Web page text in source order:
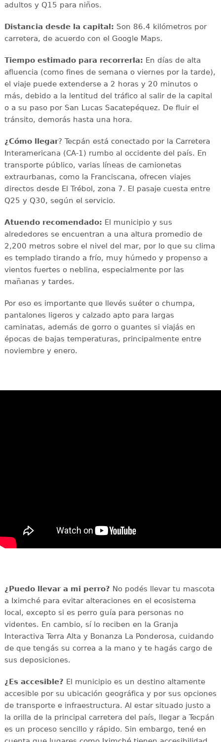
adultos y Q15 para niños.
Distancia desde la capital: Son 86.4 kilómetros por
carretera, de acuerdo con el Google Maps.
Tiempo estimado para recorrerla: En días de alta
afluencia (como fines de semana o viernes por la tarde),
el viaje puede extenderse a 2 horas y 20 minutos o
más, debido a la lentitud del tráfico al salir de la capital
o a su paso por San Lucas Sacatepéquez. De fluir el
tránsito, demorás hasta una hora.
¿Cómo llegar? Tecpán está conectado por la Carretera
Interamericana (CA-1) rumbo al occidente del país. En
transporte público, varias líneas de camionetas
extraurbanas, como la Franciscana, ofrecen viajes
directos desde El Trébol, zona 7. El pasaje cuesta entre
Q25 y Q30, según el servicio.
Atuendo recomendado: El municipio y sus
alrededores se encuentran a una altura promedio de
2,200 metros sobre el nivel del mar, por lo que su clima
es templado tirando a frío, muy húmedo y propenso a
vientos fuertes o neblina, especialmente por las
mañanas y tardes.
Por eso es importante que llevés suéter o chumpa,
pantalones ligeros y calzado apto para largas
caminatas, además de gorro o guantes si viajás en
épocas de bajas temperaturas, principalmente entre
noviembre y enero.
¿Puedo llevar a mi perro? No podés llevar tu mascota
a Iximché para evitar alteraciones en el ecosistema
local, excepto si es perro guía para personas no
videntes. En cambio, sí lo reciben en la Granja
Interactiva Terra Alta y Bonanza La Ponderosa, cuidando
de que tengás su correa a la mano y te hagás cargo de
sus deposiciones.
¿Es accesible? El municipio es un destino altamente
accesible por su ubicación geográfica y por sus opciones
de transporte e infraestructura. Al estar situado justo a
la orilla de la principal carretera del país, llegar a Tecpán
es un proceso sencillo y rápido. Sin embargo, tené en